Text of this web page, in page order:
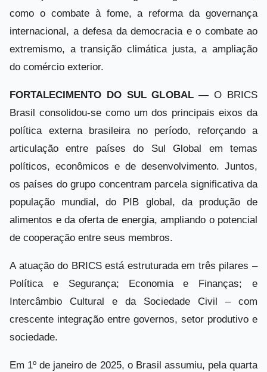
como o combate à fome, a reforma da governança
internacional, a defesa da democracia e o combate ao
extremismo, a transição climática justa, a ampliação
do comércio exterior.
FORTALECIMENTO DO SUL GLOBAL— O BRICS
Brasil consolidou-se como um dos principais eixos da
política externa brasileira no período, reforçando a
articulação entre países do Sul Global em temas
políticos, econômicos e de desenvolvimento. Juntos,
os países do grupo concentram parcela significativa da
população mundial, do PIB global, da produção de
alimentos e da oferta de energia, ampliando o potencial
de cooperação entre seus membros.
A atuação do BRICS está estruturada em três pilares –
Política e Segurança; Economia e Finanças; e
Intercâmbio Cultural e da Sociedade Civil – com
crescente integração entre governos, setor produtivo e
sociedade.
Em 1º de janeiro de 2025, o Brasil assumiu, pela quarta